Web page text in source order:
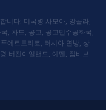
니다: 미국령 사모아, 앙골라,
, 차드, 콩고, 콩고민주공화국,
에르토리코, 러시아 연방, 상
버진아일랜드, 예멘, 짐바브